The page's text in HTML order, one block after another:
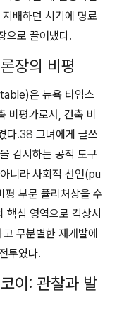
배하던 시기에 명료
으로 끌어냈다.
장의 비평
은 뉴욕 타임스
평가로서, 건축 비
다.38 그녀에게 글쓰
감시하는 공적 도구
니라 사회적 선언(pu
부문 퓰리처상을 수
핵심 영역으로 격상시
무분별한 재개발에
투였다.
이: 관찰과 발